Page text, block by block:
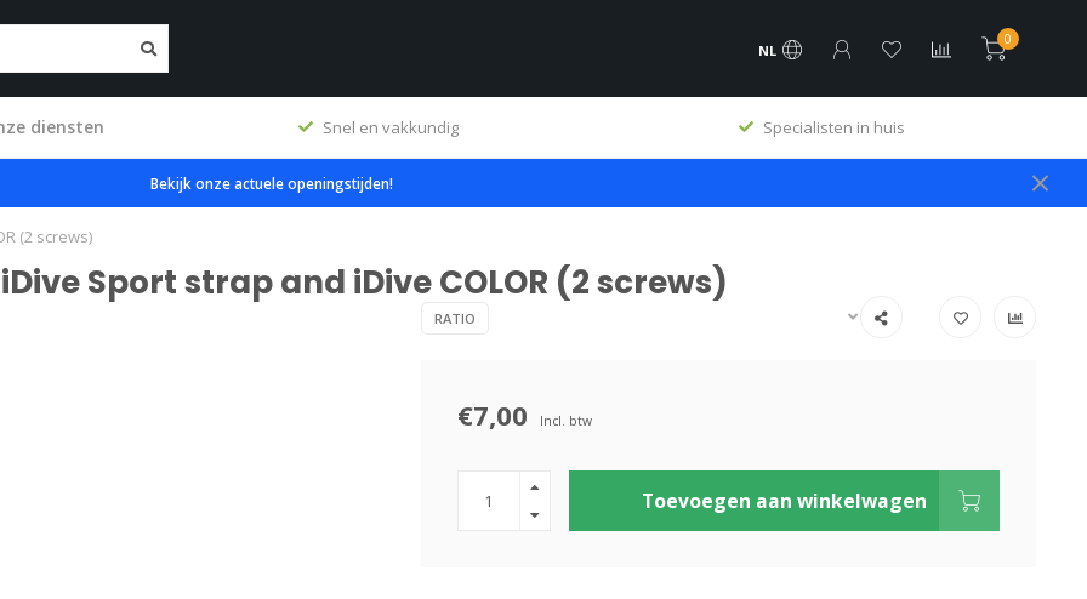
NL
0
diensten Snel en vakkundig Specialisten in huis
Bekijk onze actuele openingstijden!
(2 screws)
Sport strap and iDive COLOR (2 screws)
RATIO
€7,00 Incl. btw
Toevoegen aan winkelwagen